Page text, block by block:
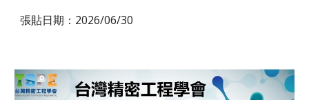
張貼日期：2026/06/30